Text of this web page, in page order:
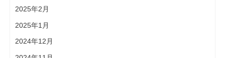
2025年2月
2025年1月
2024年12月